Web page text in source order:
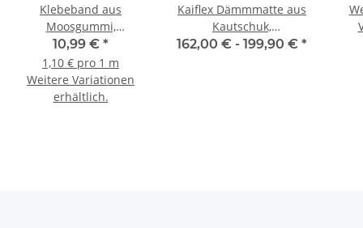
Klebeband aus
Moosgummi,
selbstklebend, einseitig,
9/15 x 4 mm,
Lüftungsmaterial
10,99 € *
1,10 € pro 1 m
Weitere Variationen
erhältlich.
Kaiflex Dämmmatte aus
Kautschuk,
selbstklebend, 6-10 m²,
162,00 € - 199,90 € *